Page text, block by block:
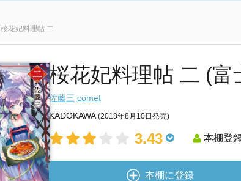
桜花妃料理帖 二
桜花妃料理帖 二 (富
佐藤三 comet
KADOKAWA(2018年8月10日発売)
3.43 本棚登
本棚に登録